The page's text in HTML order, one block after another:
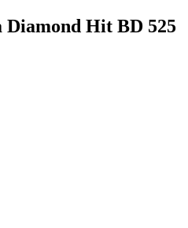
Hit BD 525